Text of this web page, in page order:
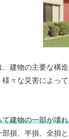
建物の主要な構
々な災害によっ
建物の一部が壊
損、半損、全損